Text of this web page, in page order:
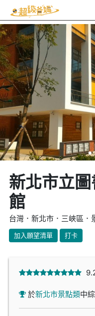
新北市立
館
台灣．新北市．三峽區．
加入願望清單 打卡
於新北市景點類中